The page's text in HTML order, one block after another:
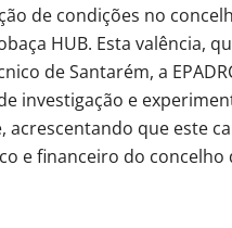
de condições no
HUB. Esta valência,
de Santarém, a
investigação e
acrescentando que este
e financeiro do concelho